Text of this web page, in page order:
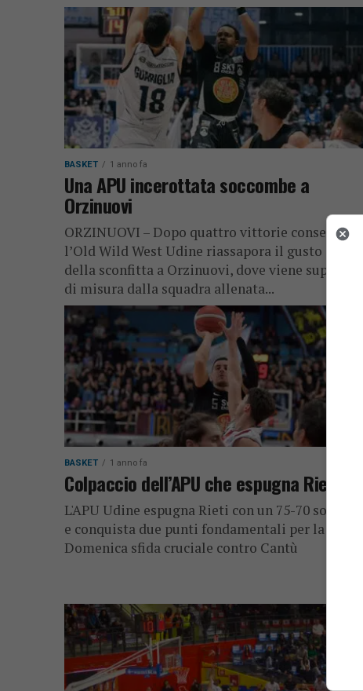
BASKET 1 anno fa
Una APU incerottata soccombe a
Orzinuovi
ORZINUOVI – Dopo quattro vittorie consecutive,
l’Old Wild West Udine riassapora il gusto amaro
della sconfitta a Orzinuovi, dove viene superata
di misura dalla squadra allenata...
BASKET 1 anno fa
Colpaccio dell’APU che espugna Rieti
L'APU Udine espugna Rieti con un 75-70 sofferto
e conquista due punti fondamentali per la vetta.
Domenica sfida cruciale contro Cantù